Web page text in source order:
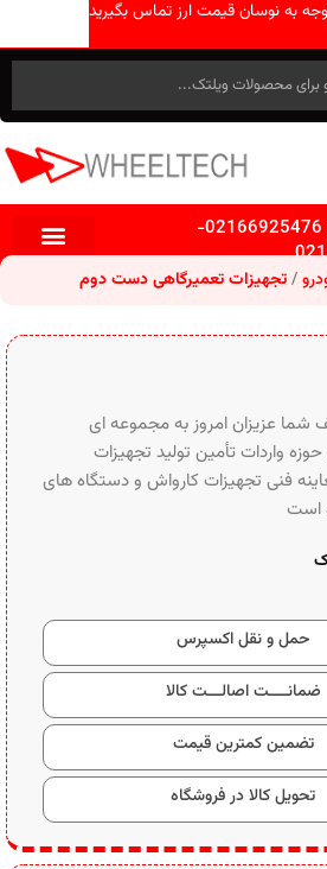
02166925476
-
تجهیزات تعمیرگاهی دست دوم
عزیزان امروز به مجموعه ای
واردات تأمین تولید تجهیزات
فنی تجهیزات کارواش و دستگاه های
است
حمل و نقل اکسپرس
ضمانــــت اصالـــت کالا
تضمین کمترین قیمت
تحویل کالا در فروشگاه
به نوسان قیمت ارز تماس بگیرید